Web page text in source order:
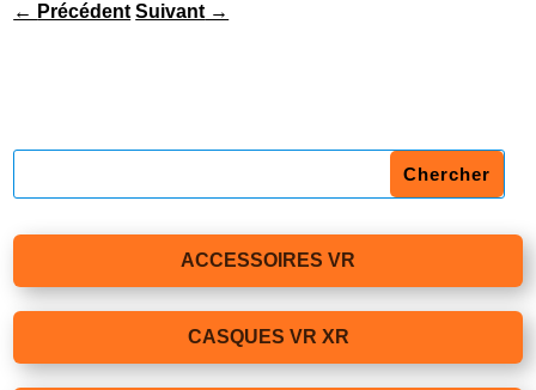
← Précédent Suivant →
ACCESSOIRES VR
CASQUES VR XR